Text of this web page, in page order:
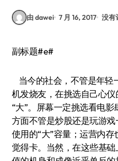
由 dawei 7 月 16, 2017 没有
副标题#e#
当今的社会，不管是年轻
机发烧友，在挑选自己心
“大”。屏幕一定挑选看电
方面不管是炒股还是玩游
使用的“大”容量；运营内存
觉得卡。当然，在这些基